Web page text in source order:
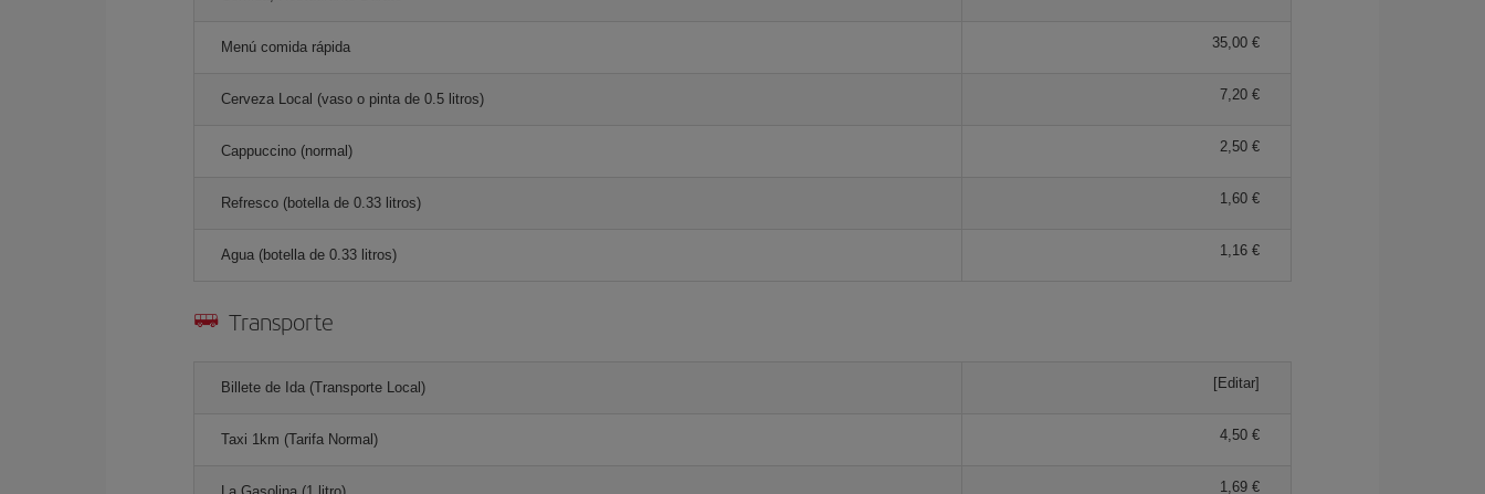
Menú comida rápida 35,00 €
Cerveza Local (vaso o pinta de 0.5 litros) 7,20 €
Cappuccino (normal) 2,50 €
Refresco (botella de 0.33 litros) 1,60 €
Agua (botella de 0.33 litros) 1,16 €
Transporte
Billete de Ida (Transporte Local) [Editar]
Taxi 1km (Tarifa Normal) 4,50 €
1,69 €